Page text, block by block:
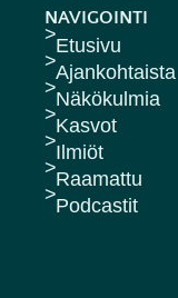
NAVIGOINTI
Etusivu
Ajankohtaista
Näkökulmia
Kasvot
Ilmiöt
Raamattu
Podcastit